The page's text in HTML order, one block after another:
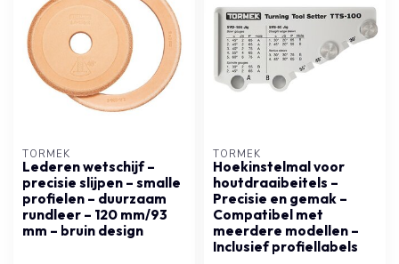
TORMEK
Lederen wetschijf –
precisie slijpen – smalle
profielen – duurzaam
rundleer – 120 mm/93
mm – bruin design
TORMEK
Hoekinstelmal voor
houtdraaibeitels –
Precisie en gemak –
Compatibel met
meerdere modellen –
Inclusief profiellabels